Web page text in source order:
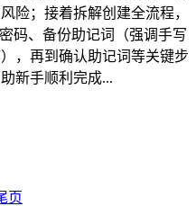
险；接着拆解创建全流程，
码、备份助记词（强调手写
，再到确认助记词等关键步
新手顺利完成...
页